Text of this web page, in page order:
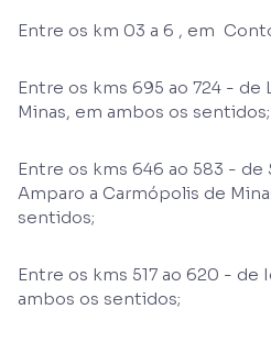
Entre os km 03 a 6 , em
Entre os kms 695 ao 724 - de
Minas, em ambos os sentidos;
Entre os kms 646 ao 583 -
Amparo a Carmópolis de
sentidos;
Entre os kms 517 ao 620 - de
ambos os sentidos;